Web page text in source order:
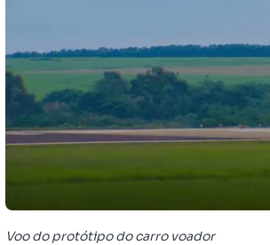
Voo do protótipo do carro voador